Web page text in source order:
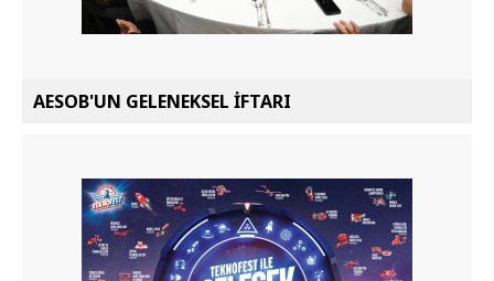
AESOB'UN GELENEKSEL İFTARI